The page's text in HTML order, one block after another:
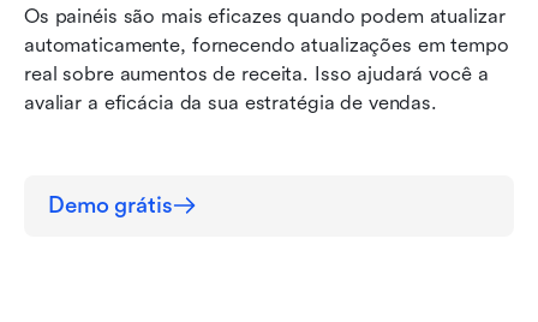
Os painéis são mais eficazes quando podem atualizar
automaticamente, fornecendo atualizações em tempo
real sobre aumentos de receita. Isso ajudará você a
avaliar a eficácia da sua estratégia de vendas.
Demo grátis